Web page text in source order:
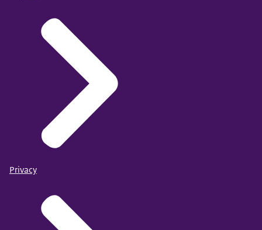
Privacy